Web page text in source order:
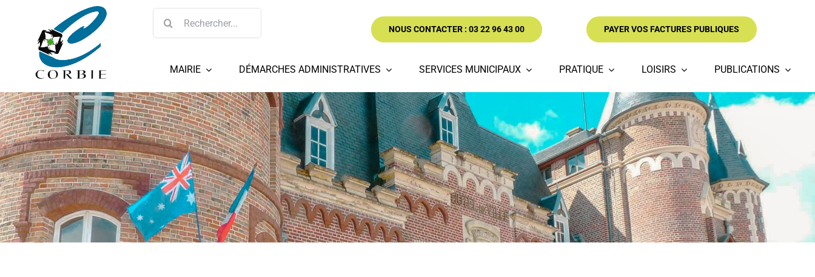
Rechercher:
NOUS CONTACTER : 03 22 96 43 00 PAYER VOS FACTURES PUBLIQUES
MAIRIE DÉMARCHES ADMINISTRATIVES SERVICES MUNICIPAUX PRATIQUE LOISIRS PUBLICATIONS